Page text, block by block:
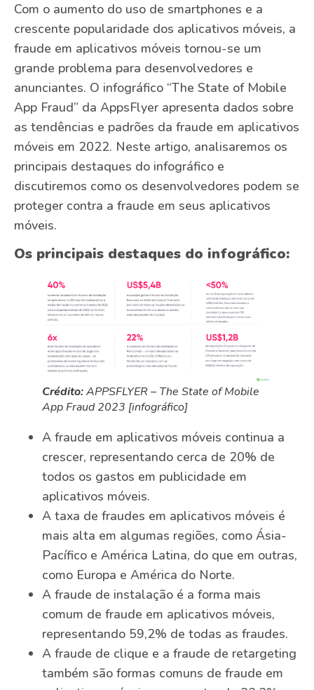
Com o aumento do uso de smartphones e a
crescente popularidade dos aplicativos móveis, a
fraude em aplicativos móveis tornou-se um
grande problema para desenvolvedores e
anunciantes. O infográfico “The State of Mobile
App Fraud” da AppsFlyer apresenta dados sobre
as tendências e padrões da fraude em aplicativos
móveis em 2022. Neste artigo, analisaremos os
principais destaques do infográfico e
discutiremos como os desenvolvedores podem se
proteger contra a fraude em seus aplicativos
móveis.
Os principais destaques do infográfico:
Crédito:APPSFLYER – The State of Mobile
App Fraud 2023 [infográfico]
A fraude em aplicativos móveis continua a
crescer, representando cerca de 20% de
todos os gastos em publicidade em
aplicativos móveis.
A taxa de fraudes em aplicativos móveis é
mais alta em algumas regiões, como Ásia-
Pacífico e América Latina, do que em outras,
como Europa e América do Norte.
A fraude de instalação é a forma mais
comum de fraude em aplicativos móveis,
representando 59,2% de todas as fraudes.
A fraude de clique e a fraude de retargeting
também são formas comuns de fraude em